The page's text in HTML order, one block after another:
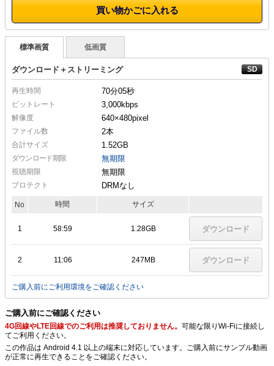
買い物かごに入れる
標準画質 低画質
ダウンロード＋ストリーミング
再生時間 70分05秒
ビットレート 3,000kbps
解像度 640×480pixel
ファイル数 2本
合計サイズ 1.52GB
ダウンロード期限 無期限
視聴期限 無期限
プロテクト DRMなし
No 時間 サイズ
1 58:59 1.28GB ダウンロード
2 11:06 247MB ダウンロード
ご購入前にご利用環境をご確認ください
ご購入前にご確認ください
4G回線やLTE回線でのご利用は推奨しておりません。 可能な限りWi-Fiに接続し
てご利用ください。
この作品は Android 4.1 以上の端末に対応しています。ご購入前にサンプル動画
が正常に再生できることをご確認ください。